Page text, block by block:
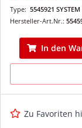
Type: 5545921
Hersteller-Art.Nr.:
In den
Zu Favoriten